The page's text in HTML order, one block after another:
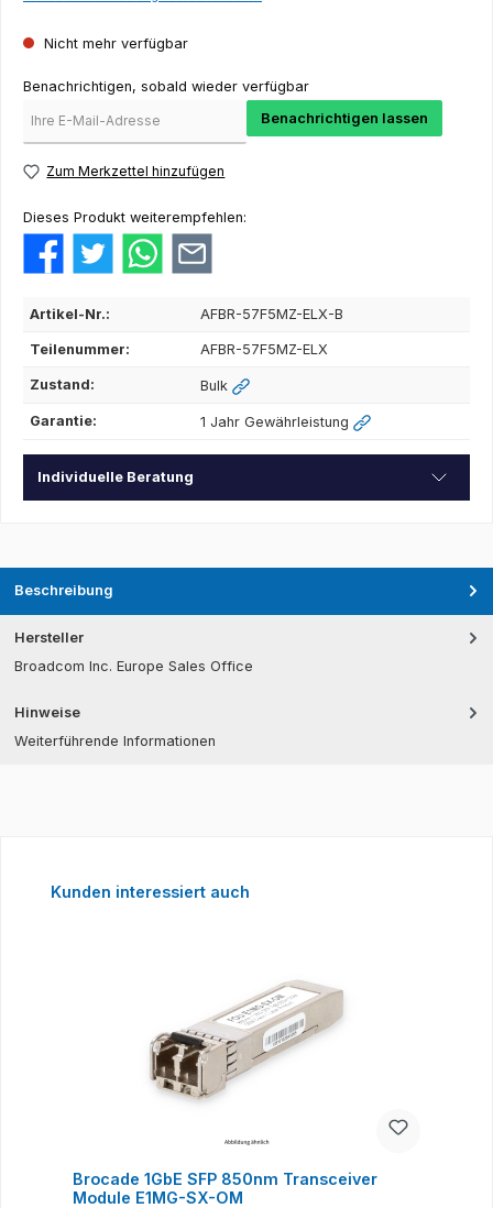
Nicht mehr verfügbar
Benachrichtigen, sobald wieder verfügbar
Benachrichtigen lassen
Zum Merkzettel hinzufügen
Dieses Produkt weiterempfehlen:
Artikel-Nr.: AFBR-57F5MZ-ELX-B
Teilenummer: AFBR-57F5MZ-ELX
Zustand: Bulk
Garantie: 1 Jahr Gewährleistung
Individuelle Beratung
Beschreibung
Hersteller
Broadcom Inc. Europe Sales Office
Hinweise
Weiterführende Informationen
Produktgalerie überspringen
Kunden interessiert auch
Brocade 1GbE SFP 850nm Transceiver
Module E1MG-SX-OM